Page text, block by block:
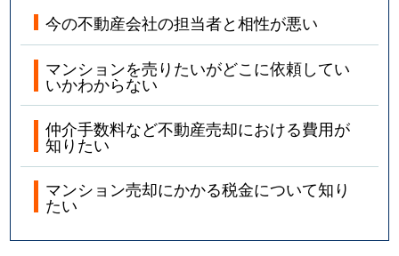
今の不動産会社の担当者と相性が悪い
マンションを売りたいがどこに依頼してい
いかわからない
仲介手数料など不動産売却における費用が
知りたい
マンション売却にかかる税金について知り
たい